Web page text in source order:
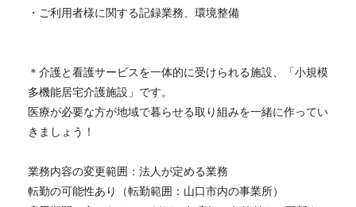
・ご利用者様に関する記録業務、環境整備
＊介護と看護サービスを一体的に受けられる施設、「小規模
多機能居宅介護施設」です。
医療が必要な方が地域で暮らせる取り組みを一緒に作ってい
きましょう！
業務内容の変更範囲：法人が定める業務
転勤の可能性あり（転勤範囲：山口市内の事業所）